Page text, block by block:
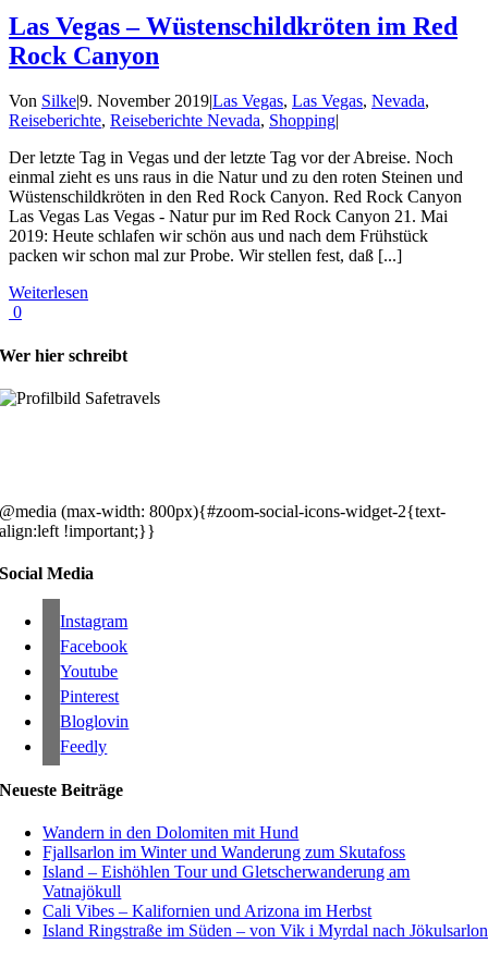
Las Vegas – Wüstenschildkröten im Red
Rock Canyon
Von Silke|9. November 2019|Las Vegas, Las Vegas, Nevada,
Reiseberichte, Reiseberichte Nevada, Shopping|
Der letzte Tag in Vegas und der letzte Tag vor der Abreise. Noch
einmal zieht es uns raus in die Natur und zu den roten Steinen und
Wüstenschildkröten in den Red Rock Canyon. Red Rock Canyon
Las Vegas Las Vegas - Natur pur im Red Rock Canyon 21. Mai
2019: Heute schlafen wir schön aus und nach dem Frühstück
packen wir schon mal zur Probe. Wir stellen fest, daß [...]
Weiterlesen
0
Wer hier schreibt
@media (max-width: 800px){#zoom-social-icons-widget-2{text-
align:left !important;}}
Social Media
Instagram
Facebook
Youtube
Pinterest
Bloglovin
Feedly
Neueste Beiträge
Wandern in den Dolomiten mit Hund
Fjallsarlon im Winter und Wanderung zum Skutafoss
Island – Eishöhlen Tour und Gletscherwanderung am
Vatnajökull
Cali Vibes – Kalifornien und Arizona im Herbst
Island Ringstraße im Süden – von Vik i Myrdal nach Jökulsarlon